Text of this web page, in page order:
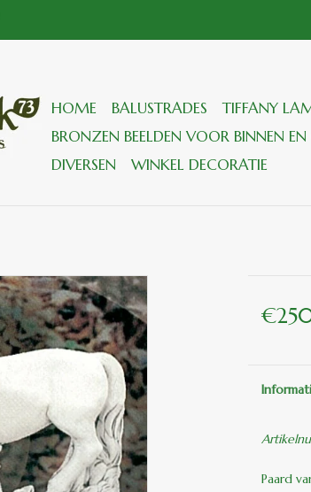
HOME BALUSTRADES TIFFANY
BRONZEN BEELDEN VOOR BINNEN EN
DIVERSEN
WINKEL DECORATIE
Paard